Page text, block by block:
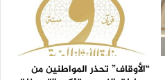
“الأوقاف” تحذر المواطنين من